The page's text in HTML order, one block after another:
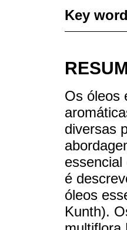
Key
Os óleos
diversas
é
óleos
Kunth).